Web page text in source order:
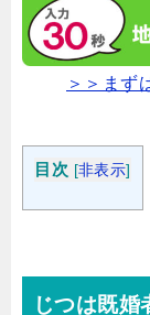
＞＞まず
目次 [非表示]
じつは既婚